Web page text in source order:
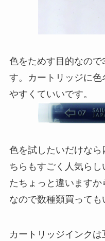
色をためす目的なの
す。カートリッジに色
やすくていいです。
色を試したいだけなら
ちらもすごく人気ら
たちょっと違いますか
なので数種類買っても
カートリッジインク